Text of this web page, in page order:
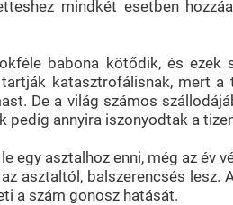
mindkét esetben
babona kötődik, és
katasztrofálisnak, mert
De a világ számos
annyira iszonyodtak a
egy asztalhoz enni, még az év
asztaltól, balszerencsés
a szám gonosz hatását.